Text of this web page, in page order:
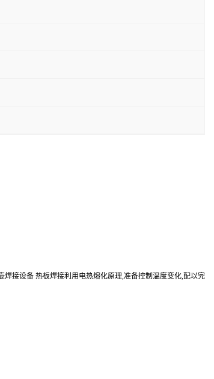
接设备 热板焊接利用电热熔化原理,准备控制温度变化,配以完